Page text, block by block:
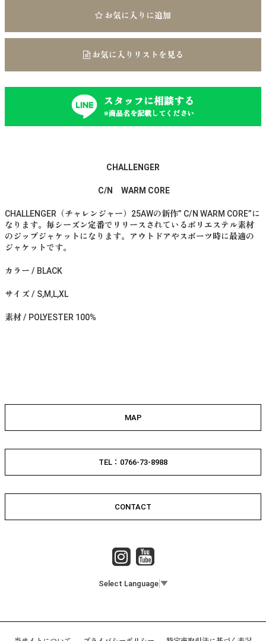
お気に入りに追加
お気に入りリストを見る
スタッフに相談する
※商品名を記載してください
CHALLENGER
C/N WARM CORE
CHALLENGER（チャレンジャー）25AWの新作” C/N WARM CORE”に
なります。毎シーズン定番でリリースされているポリエステル素材
のジップジャケットになります。アウトドアやスポーツ時に最適の
ジャケットです。
カラー / BLACK
サイズ / S,M,L,XL
素材 / POLYESTER 100%
MAP
TEL：0766-73-8988
CONTACT
Select Language ▼